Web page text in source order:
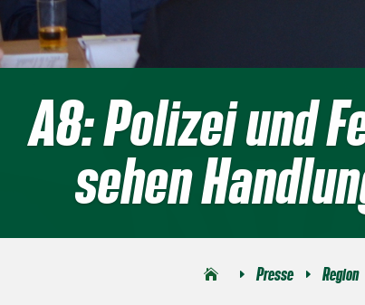
A8: Polizei und
sehen
E Presse E Region